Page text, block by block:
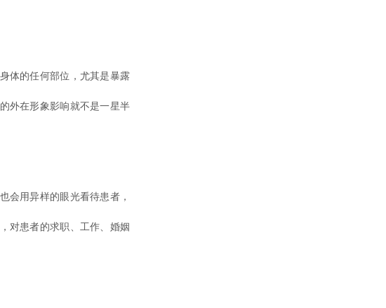
体的任何部位，尤其是暴露
外在形象影响就不是一星半
用异样的眼光看待患者，
对患者的求职、工作、婚姻